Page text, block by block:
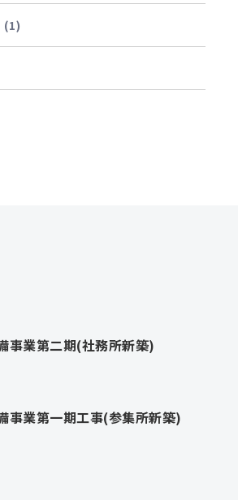
(1)
事業第二期(社務所新築)
事業第一期工事(参集所新築)